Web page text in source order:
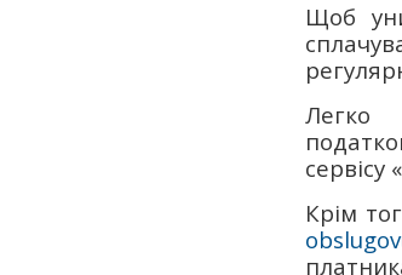
Щоб
Легко
сервісу
Крім